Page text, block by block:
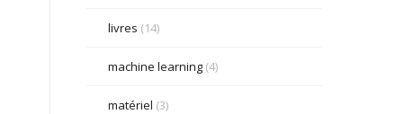
livres (14)
machine learning(4)
matériel (3)